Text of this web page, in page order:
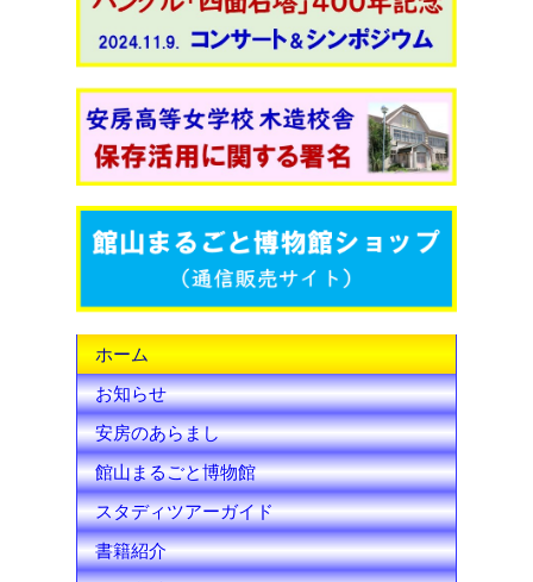
e
b
o
o
t
t
e
r
T
u
b
e
C
h
n
n
e
l
ホーム
お知らせ
安房のあらまし
館山まるごと博物館
スタディツアーガイド
書籍紹介